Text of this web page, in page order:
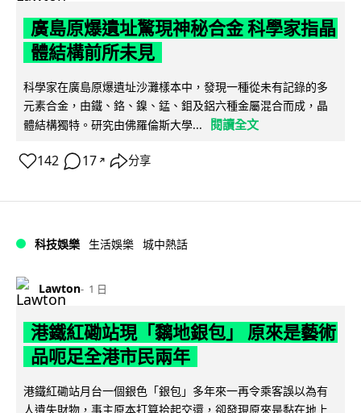
廣島原爆遺址驚現神秘合金 科學家指晶
體結構前所未見
科學家在廣島原爆遺址沙灘樣本中，發現一種從未有記錄的多
元素合金，由鐵、鉻、鎳、錳、鉬及鋁六種金屬混合而成，晶
體結構獨特。研究由佛羅倫斯大學...
閱讀全文
142 17 ↗ 分享
科技娛樂 生活娛樂 城中熱話
Lawton 1 日
港鐵紅磡站現「黐地銀包」 原來是藝術
品呃足全港市民兩年
港鐵紅磡站月台一個銀色「銀包」多年來一再令乘客誤以為有
人遺失財物，事主原本打算拾起交還，卻發現原來是黏在地上